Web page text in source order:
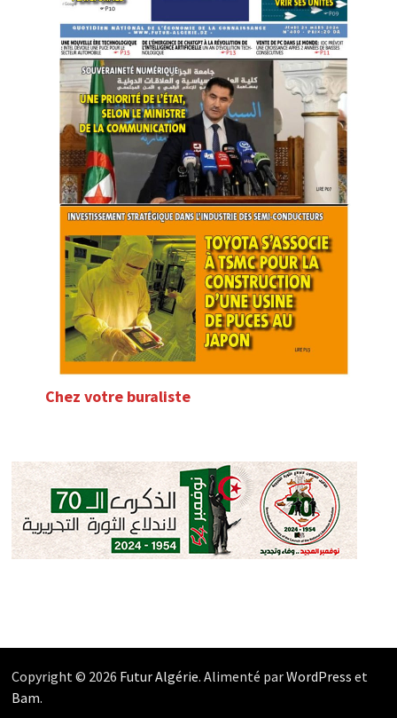
Chez votre buraliste
Copyright © 2026 Futur Algérie. Alimenté parWordPress et
Bam.